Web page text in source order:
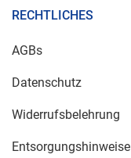
RECHTLICHES
AGBs
Datenschutz
Widerrufsbelehrung
Entsorgungshinweise